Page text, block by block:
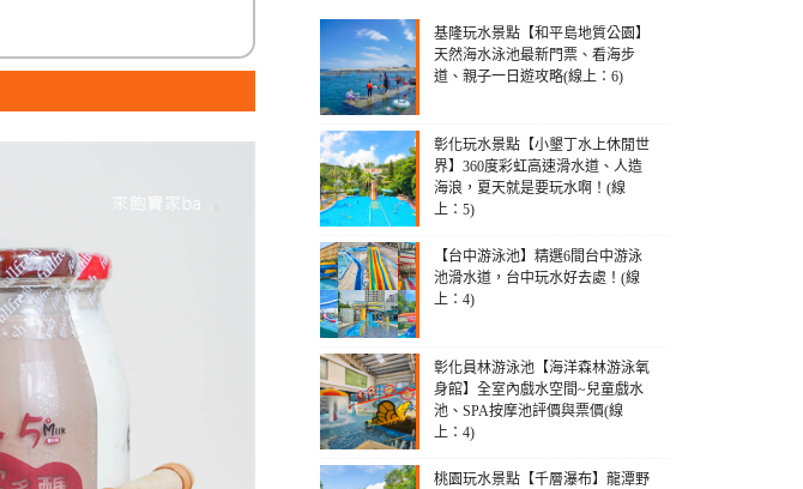
基隆玩水景點【和平島地質公園】
天然海水泳池最新門票、看海步
道、親子一日遊攻略(線上：6)
彰化玩水景點【小墾丁水上休閒世
界】360度彩虹高速滑水道、人造
海浪，夏天就是要玩水啊！(線
上：5)
【台中游泳池】精選6間台中游泳
池滑水道，台中玩水好去處！(線
上：4)
彰化員林游泳池【海洋森林游泳氧
身館】全室內戲水空間~兒童戲水
池、SPA按摩池評價與票價(線
上：4)
桃園玩水景點【千層瀑布】龍潭野